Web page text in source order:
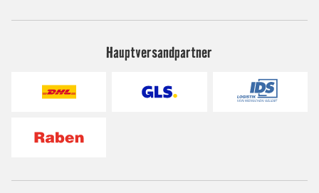
Hauptversandpartner